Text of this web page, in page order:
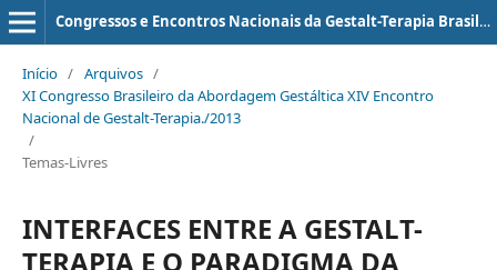
Congressos e Encontros Nacionais da Gestalt-Terapia Brasileira (ISSN: 2179-5673)
Início / Arquivos /
XI Congresso Brasileiro da Abordagem Gestáltica XIV Encontro
Nacional de Gestalt-Terapia./2013
/
Temas-Livres
INTERFACES ENTRE A GESTALT-
TERAPIA E O PARADIGMA DA